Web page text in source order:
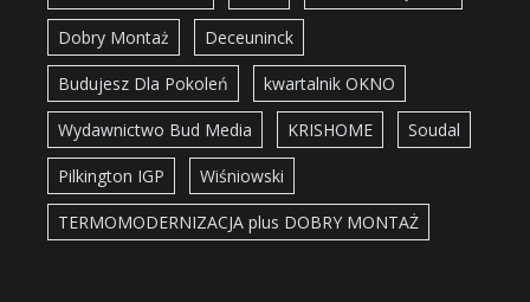
Dobry Montaż Deceuninck
Budujesz Dla Pokoleń kwartalnik OKNO
Wydawnictwo Bud Media KRISHOME Soudal
Pilkington IGP Wiśniowski
TERMOMODERNIZACJA plus DOBRY MONTAŻ